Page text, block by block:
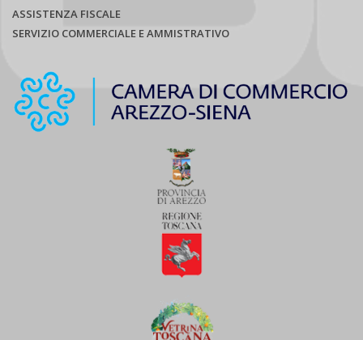
ASSISTENZA FISCALE
SERVIZIO COMMERCIALE E AMMISTRATIVO